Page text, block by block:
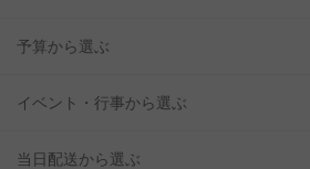
予算から選ぶ
イベント・行事から選ぶ
当日配送から選ぶ